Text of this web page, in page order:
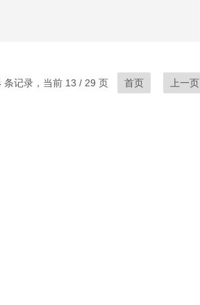
一般低于相同环境温度所对应的饱和压
系统中充灌的制冷剂量超过系统的容
条记录，当前 13 / 29 页 首页 上一页